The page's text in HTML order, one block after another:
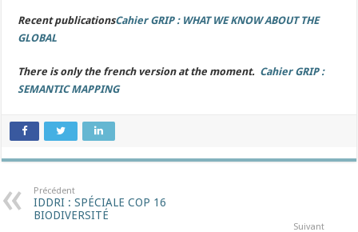
Recent publicationsCahier GRIP : WHAT WE KNOW ABOUT THE
GLOBAL
There is only the french version at the moment. Cahier GRIP :
SEMANTIC MAPPING
Précédent
IDDRI : SPÉCIALE COP 16
BIODIVERSITÉ
Suivant